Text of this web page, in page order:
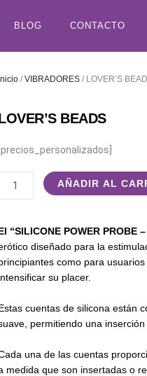
BLOG CONTACTO
Inicio /VIBRADORES / LOVER’S
BEADS
[precios_personalizados]
AÑADIR AL
“SILICONE POWER PROBE
diseñado para la
como para
su placer.
cuentas de silicona están
permitiendo una inserción
una de las cuentas
medida que son insertadas o